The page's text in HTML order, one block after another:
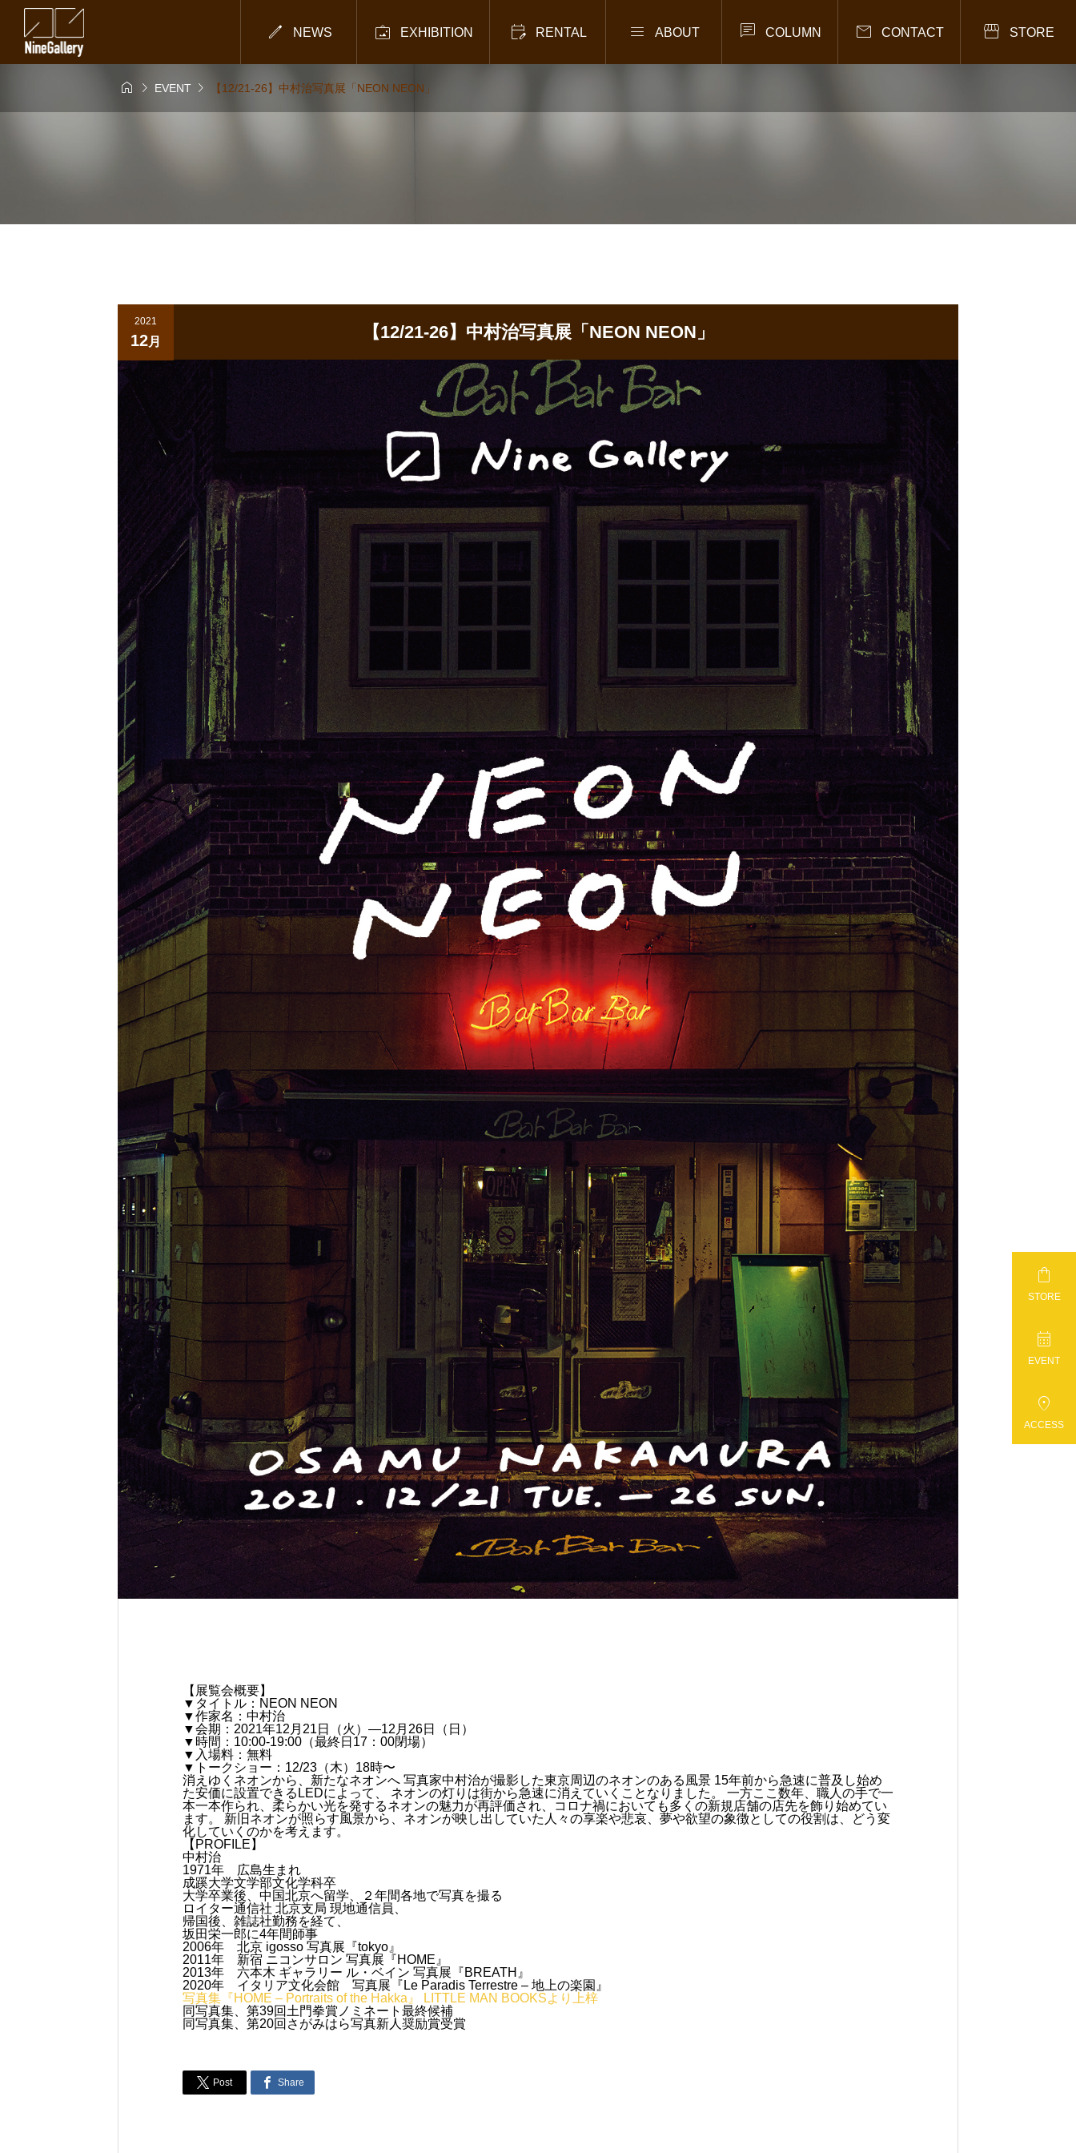
 NEWS  EXHIBITION  RENTAL  ABOUT  COLUMN  CONTACT  STORE
  EVENT  【12/21-26】中村治写真展「NEON NEON」
2021
12月 【12/21-26】中村治写真展「NEON NEON」
【展覧会概要】
▼タイトル：NEON NEON
▼作家名：中村治
▼会期：2021年12月21日（火）―12月26日（日）
▼時間：10:00-19:00（最終日17：00閉場）
▼入場料：無料
▼トークショー：12/23（木）18時〜
消えゆくネオンから、新たなネオンへ 写真家中村治が撮影した東京周辺のネオンのある風景 15年前から急速に普及し始め
た安価に設置できるLEDによって、 ネオンの灯りは街から急速に消えていくことなりました。 一方ここ数年、職人の手で一
本一本作られ、柔らかい光を発するネオンの魅力が再評価され、コロナ禍においても多くの新規店舗の店先を飾り始めてい
ます。 新旧ネオンが照らす風景から、ネオンが映し出していた人々の享楽や悲哀、夢や欲望の象徴としての役割は、どう変
化していくのかを考えます。
【PROFILE】
中村治
1971年 広島生まれ
成蹊大学文学部文化学科卒
大学卒業後、中国北京へ留学、２年間各地で写真を撮る
ロイター通信社 北京支局 現地通信員、
帰国後、雑誌社勤務を経て、
坂田栄一郎に4年間師事
2006年 北京 igosso 写真展『tokyo』
2011年 新宿 ニコンサロン 写真展『HOME』
2013年 六本木 ギャラリー ル・ベイン 写真展『BREATH』
2020年 イタリア文化会館 写真展『Le Paradis Terrestre – 地上の楽園』
写真集『HOME – Portraits of the Hakka』 LITTLE MAN BOOKSより上梓
同写真集、第39回土門拳賞ノミネート最終候補
同写真集、第20回さがみはら写真新人奨励賞受賞
 Post  Share

STORE

EVENT

ACCESS